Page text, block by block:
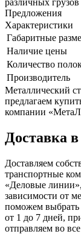
Предложения
Характеристики
Габаритные
Наличие цены
Количество
Производитель
Металлический
предлагаем
компании
Доставка
Доставляем
транспортные
«Деловые
зависимости от
поможем
от 1 до 7 дней,
отправляем во